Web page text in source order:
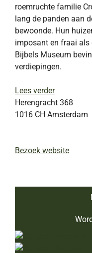
roemruchte familie
lang de panden aan
bewoonde. Hun
imposant en fraai als
Bijbels Museum
verdiepingen.
Lees verder
Herengracht 368
1016 CH Amsterdam
Bezoek website